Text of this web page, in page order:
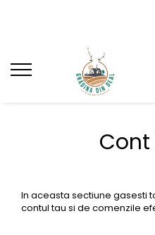
Toate produsele
Zacuscă
In aceasta sectiune gasesti
contul tau si de comenzile